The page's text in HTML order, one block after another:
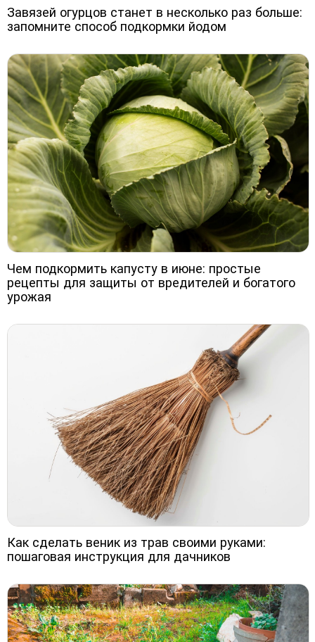
Завязей огурцов станет в несколько раз больше:
запомните способ подкормки йодом
Чем подкормить капусту в июне: простые
рецепты для защиты от вредителей и богатого
урожая
Как сделать веник из трав своими руками:
пошаговая инструкция для дачников